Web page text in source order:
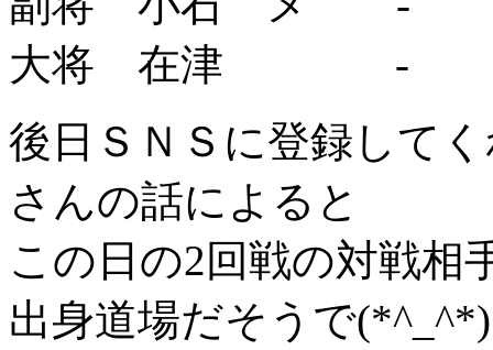
大将 在津 -
後日ＳＮＳに登録して
さんの話によると
この日の2回戦の対戦相
出身道場だそうで(*^_^*)